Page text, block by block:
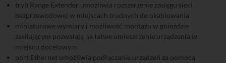
tryb Range Extender umożliwia rozszerzenie zasięgu sieci
bezprzewodowej w miejscach trudnych do okablowania
miniaturowe wymiary i możliwość montażu w gnieździe
zasilającym pozwalają na łatwe umieszczenie urządzenia w
miejscu docelowym
port Ethernet umożliwia podłączanie urządzeń za pomocą